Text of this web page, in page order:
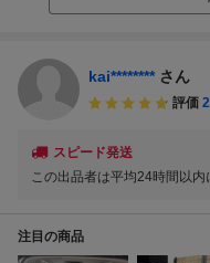
kai******** さん
評価
スピード発送
この出品者は平均24時間以内
注目の商品